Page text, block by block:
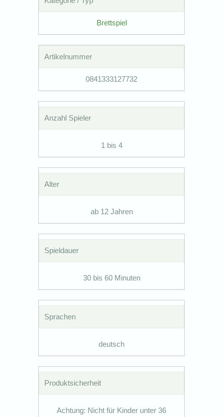
Brettspiel
Artikelnummer
0841333127732
Anzahl Spieler
1 bis 4
Alter
ab 12 Jahren
Spieldauer
30 bis 60 Minuten
Sprachen
deutsch
Produktsicherheit
Achtung: Nicht für Kinder unter 36